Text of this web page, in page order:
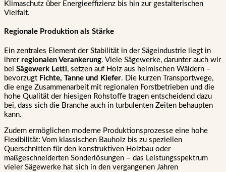
Klimaschutz über Energieeffizienz bis hin zur gestalterischen
Vielfalt.
Regionale Produktion als Stärke
Ein zentrales Element der Stabilität in der Sägeindustrie liegt in
ihrer regionalen Verankerung. Viele Sägewerke, darunter auch wir
bei Sägewerk Lettl , setzen auf Holz aus heimischen Wäldern –
bevorzugt Fichte, Tanne und Kiefer. Die kurzen Transportwege,
die enge Zusammenarbeit mit regionalen Forstbetrieben und die
hohe Qualität der hiesigen Rohstoffe tragen entscheidend dazu
bei, dass sich die Branche auch in turbulenten Zeiten behaupten
kann.
Zudem ermöglichen moderne Produktionsprozesse eine hohe
Flexibilität: Vom klassischen Bauholz bis zu speziellen
Querschnitten für den konstruktiven Holzbau oder
maßgeschneiderten Sonderlösungen – das Leistungsspektrum
vieler Sägewerke hat sich in den vergangenen Jahren